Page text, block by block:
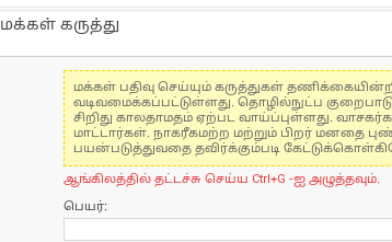
மக்கள் கருத்து
மக்கள் பதிவு செய்யும் கருத்துகள்
வடிவமைக்கப்பட்டுள்ளது. தொழில்நுட்ப
சிறிது காலதாமதம் ஏற்பட வாய்ப்புள்ளது.
மாட்டார்கள். நாகரீகமற்ற மற்றும் பிறர் மனதை
பயன்படுத்துவதை தவிர்க்கும்படி
ஆங்கிலத்தில் தட்டச்சு செய்ய Ctrl+G -ஐ அழுத்தவும்.
பெயர்: